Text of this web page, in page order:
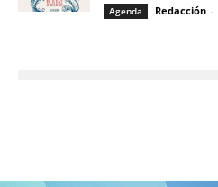
Agenda Redacción -